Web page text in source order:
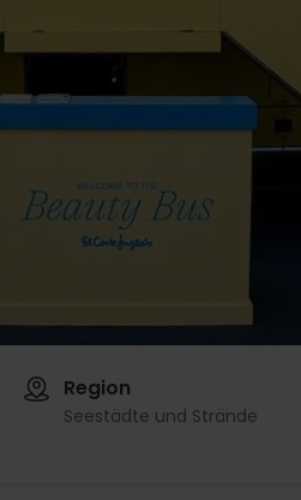
Region
Seestädte und Strände